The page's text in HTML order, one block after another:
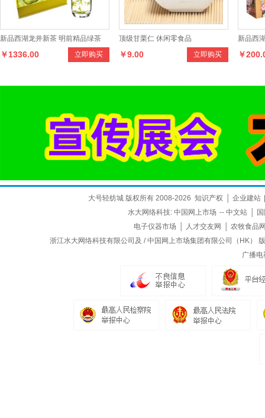
新品西湖龙井新茶 明前精品绿茶
150克礼盒装茶叶 立即购买
￥1336.00
顶级甘栗仁 休闲零食品
立即购买
￥9.00
新品西
250克
￥
大号轻纺城 版权所有 2008-2026 知识产权 企业建站
水大网络科技: 中国网上市场 -- 中文站
电子仪器市场
人才交友网
农牧食品
浙江水大网络科技有限公司及 / 中国网上市场集团有限公司（HK）
广播